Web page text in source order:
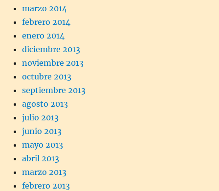
marzo 2014
febrero 2014
enero 2014
diciembre 2013
noviembre 2013
octubre 2013
septiembre 2013
agosto 2013
julio 2013
junio 2013
mayo 2013
abril 2013
marzo 2013
febrero 2013